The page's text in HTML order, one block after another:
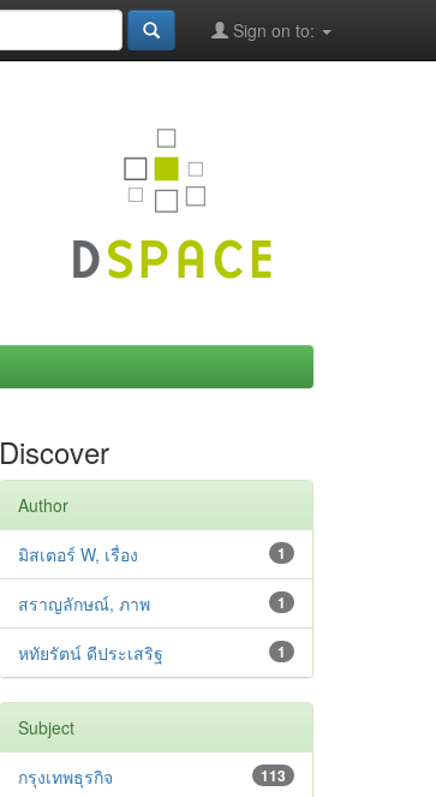
Sign on to:
Discover
Author
1
มิสเตอร์ W, เรื่อง
1
สราญลักษณ์, ภาพ
1
หทัยรัตน์ ดีประเสริฐ
Subject
113
กรุงเทพธุรกิจ